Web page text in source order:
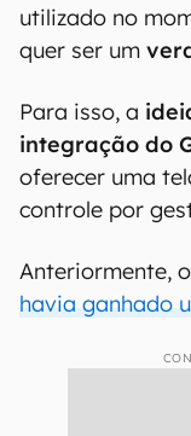
utilizado no
quer ser um
Para isso, a
integração do
oferecer uma
controle por
Anteriormente, o
havia ganhado